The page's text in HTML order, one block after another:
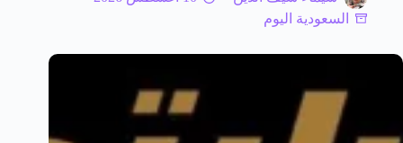
السعودية اليوم